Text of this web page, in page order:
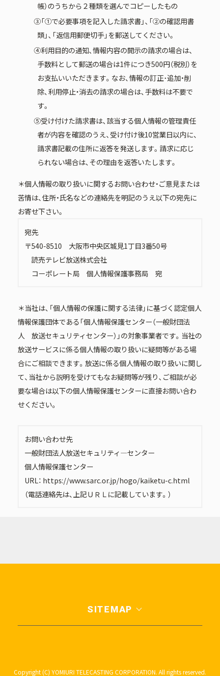
帳）のうちから２種類を選んでコピーしたもの
③「①で必要事項を記入した請求書」、「②の確認用書
類」、「返信用郵便切手」を郵送してください。
④利用目的の通知、情報内容の開示の請求の場合は、
手数料として郵送の場合は1件につき500円（税別）を
お支払いいただきます。なお、情報の訂正･追加・削
除、利用停止・消去の請求の場合は、手数料は不要で
す。
⑤受け付けた請求書は、該当する個人情報の管理責任
者が内容を確認のうえ、受け付け後10営業日以内に、
請求書記載の住所に返答を発送します。請求に応じ
られない場合は、その理由を返答いたします。
＊個人情報の取り扱いに関するお問い合わせ・ご意見または
苦情は、住所・氏名などの連絡先を明記のうえ以下の宛先に
お寄せ下さい。
宛先
〒540-8510 大阪市中央区城見1丁目3番50号
読売テレビ放送株式会社
コーポレート局 個人情報保護事務局 宛
＊当社は、「個人情報の保護に関する法律」に基づく認定個人
情報保護団体である「個人情報保護センター（一般財団法
人 放送セキュリティセンター）」の対象事業者です。当社の
放送サービスに係る個人情報の取り扱いに疑問等がある場
合にご相談できます。放送に係る個人情報の取り扱いに関し
て、当社から説明を受けてもなお疑問等が残り、ご相談が必
要な場合は以下の個人情報保護センターに直接お問い合わ
せください。
お問い合わせ先
一般財団法人放送セキュリティ―センター
個人情報保護センター
URL： https://www.sarc.or.jp/hogo/kaiketu-c.html
（電話連絡先は、上記ＵＲＬに記載しています。）
SITEMAP
Copyright (C) YOMIURI TELECASTING CORPORATION. All rights reserved.